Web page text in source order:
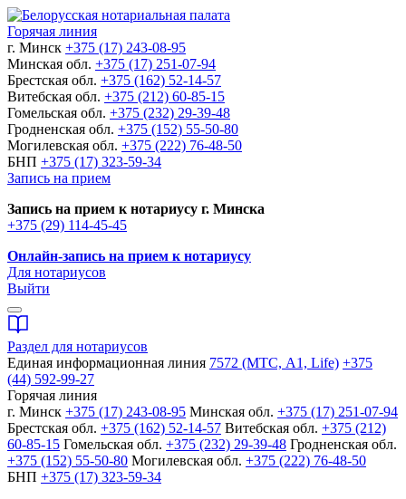
Горячая линия
г. Минск +375 (17) 243-08-95
Минская обл. +375 (17) 251-07-94
Брестская обл. +375 (162) 52-14-57
Витебская обл. +375 (212) 60-85-15
Гомельская обл. +375 (232) 29-39-48
Гродненская обл. +375 (152) 55-50-80
Могилевская обл. +375 (222) 76-48-50
БНП +375 (17) 323-59-34
Запись на прием
Запись на прием к нотариусу г. Минска
+375 (29) 114-45-45
Онлайн-запись на прием к нотариусу
Для нотариусов
Выйти
Раздел для нотариусов
Единая информационная линия 7572 (МТС, A1, Life) +375
(44) 592-99-27
Горячая линия
г. Минск +375 (17) 243-08-95 Минская обл. +375 (17) 251-07-94
Брестская обл. +375 (162) 52-14-57 Витебская обл. +375 (212)
60-85-15 Гомельская обл. +375 (232) 29-39-48 Гродненская обл.
+375 (152) 55-50-80 Могилевская обл. +375 (222) 76-48-50
БНП +375 (17) 323-59-34